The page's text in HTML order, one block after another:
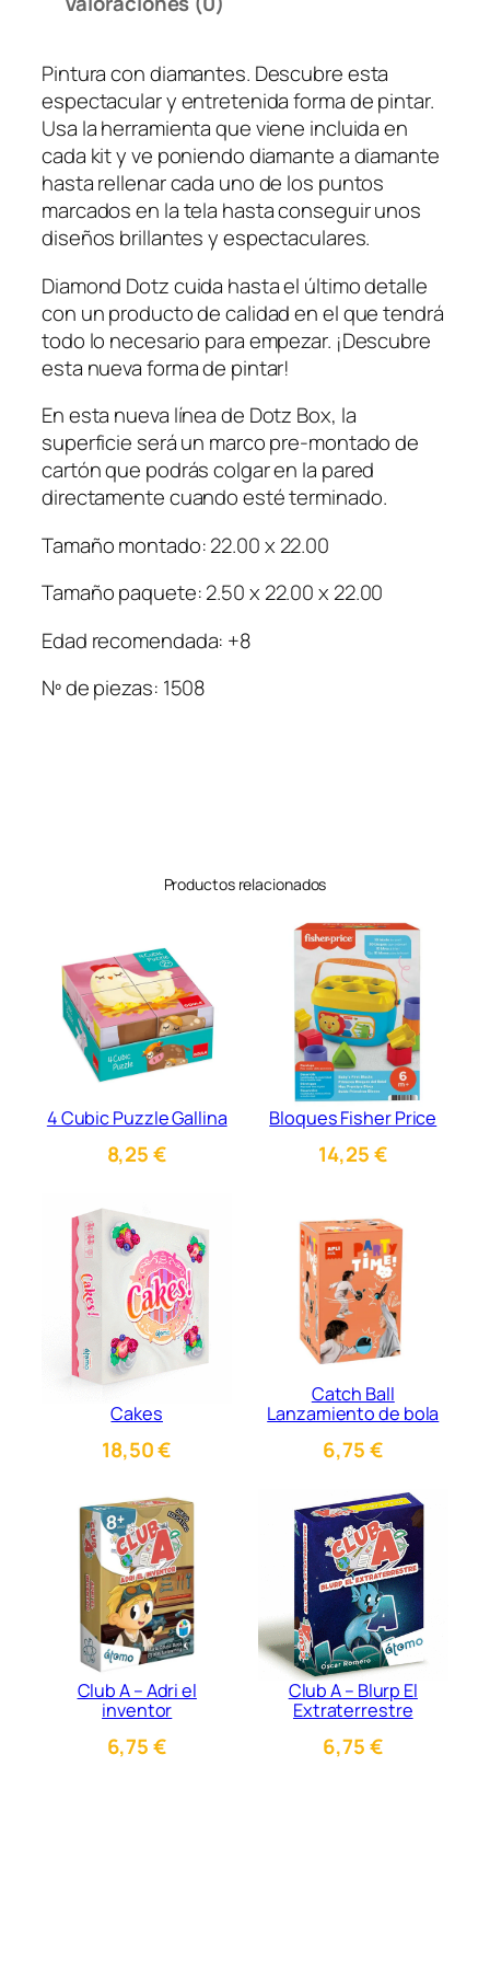
r
n
i
o
c
a
n
t
i
d
a
d
Pintura con diamantes. Descubre esta
espectacular y entretenida forma de pintar.
Usa la herramienta que viene incluida en
cada kit y ve poniendo diamante a diamante
hasta rellenar cada uno de los puntos
marcados en la tela hasta conseguir unos
diseños brillantes y espectaculares.
Diamond Dotz cuida hasta el último detalle
con un producto de calidad en el que tendrá
todo lo necesario para empezar. ¡Descubre
esta nueva forma de pintar!
En esta nueva línea de Dotz Box, la
superficie será un marco pre-montado de
cartón que podrás colgar en la pared
directamente cuando esté terminado.
Tamaño montado: 22.00 x 22.00
Tamaño paquete: 2.50 x 22.00 x 22.00
Edad recomendada: +8
Nº de piezas: 1508
Productos relacionados
4 Cubic Puzzle Gallina
8,25€
Bloques Fisher Price
14,25€
Cakes
18,50€
Catch Ball
Lanzamiento de bola
6,75€
Club A – Adri el
inventor
6,75€
Club A – Blurp El
Extraterrestre
6,75€